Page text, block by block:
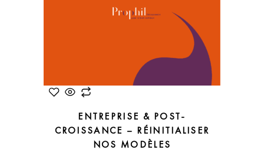
ENTREPRISE & POST-
CROISSANCE – RÉINITIALISER
NOS MODÈLES